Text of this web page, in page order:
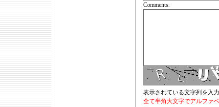
Comments:
表示されている文字列を入
全て半角大文字でアルファ